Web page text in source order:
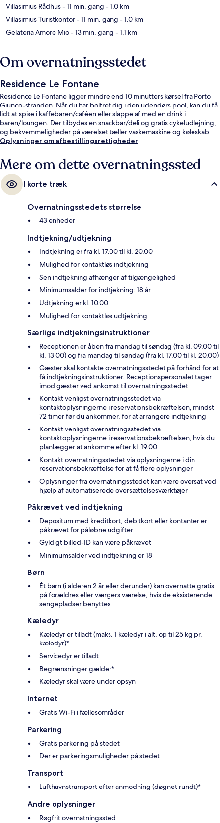
Villasimius Rådhus- 11 min. gang - 1.0 km
Villasimius Turistkontor- 11 min. gang - 1.0 km
Gelateria Amore Mio- 13 min. gang - 1.1 km
Om overnatningsstedet
Residence Le Fontane
Residence Le Fontane ligger mindre end 10 minutters kørsel fra Porto
Giunco-stranden. Når du har boltret dig i den udendørs pool, kan du få
lidt at spise i kaffebaren/caféen eller slappe af med en drink i
baren/loungen. Der tilbydes en snackbar/deli og gratis cykeludlejning,
og bekvemmeligheder på værelset tæller vaskemaskine og køleskab.
Oplysninger om afbestillingsrettigheder
Mere om dette overnatningssted
I korte træk
Overnatningsstedets størrelse
43 enheder
Indtjekning/udtjekning
Indtjekning er fra kl. 17.00 til kl. 20.00
Mulighed for kontaktløs indtjekning
Sen indtjekning afhænger af tilgængelighed
Minimumsalder for indtjekning: 18 år
Udtjekning er kl. 10.00
Mulighed for kontaktløs udtjekning
Særlige indtjekningsinstruktioner
Receptionen er åben fra mandag til søndag (fra kl. 09.00 til
kl. 13.00) og fra mandag til søndag (fra kl. 17.00 til kl. 20.00)
Gæster skal kontakte overnatningsstedet på forhånd for at
få indtjekningsinstruktioner. Receptionspersonalet tager
imod gæster ved ankomst til overnatningsstedet
Kontakt venligst overnatningsstedet via
kontaktoplysningerne i reservationsbekræftelsen, mindst
72 timer før du ankommer, for at arrangere indtjekning
Kontakt venligst overnatningsstedet via
kontaktoplysningerne i reservationsbekræftelsen, hvis du
planlægger at ankomme efter kl. 19.00
Kontakt overnatningsstedet via oplysningerne i din
reservationsbekræftelse for at få flere oplysninger
Oplysninger fra overnatningsstedet kan være oversat ved
hjælp af automatiserede oversættelsesværktøjer
Påkrævet ved indtjekning
Depositum med kreditkort, debitkort eller kontanter er
påkrævet for påløbne udgifter
Gyldigt billed-ID kan være påkrævet
Minimumsalder ved indtjekning er 18
Børn
Ét barn (i alderen 2 år eller derunder) kan overnatte gratis
på forældres eller værgers værelse, hvis de eksisterende
sengepladser benyttes
Kæledyr
Kæledyr er tilladt (maks. 1 kæledyr i alt, op til 25 kg pr.
kæledyr)*
Servicedyr er tilladt
Begrænsninger gælder*
Kæledyr skal være under opsyn
Internet
Gratis Wi-Fi i fællesområder
Parkering
Gratis parkering på stedet
Der er parkeringsmuligheder på stedet
Transport
Lufthavnstransport efter anmodning (døgnet rundt)*
Andre oplysninger
Røgfrit overnatningssted